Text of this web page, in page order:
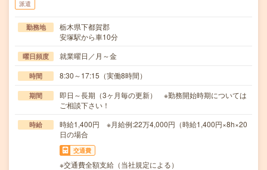
派遣
勤務地
栃木県下都賀郡
安塚駅から車10分
曜日頻度 就業曜日／月～金
時間 8:30～17:15（実働8時間）
期間
即日～長期（3ヶ月毎の更新） ※勤務開始時期については
ご相談下さい！
時給
時給1,400円 ※月給例:22万4,000円（時給1,400円×8h×20
日の場合
交通費
※交通費全額支給（当社規定による）